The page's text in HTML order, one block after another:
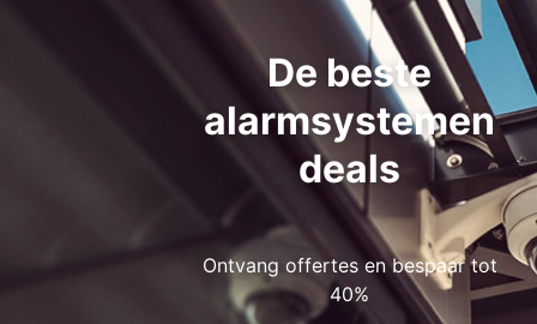
Bestrating
De beste
alarmsystemen
deals
Ontvang offertes en bespaar tot
40%